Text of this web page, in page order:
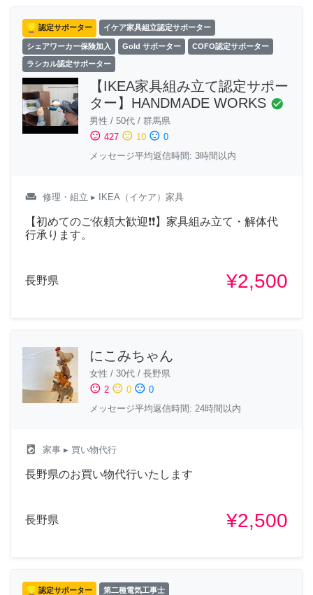
認定サポーター イケア家具組立認定サポーター
シェアワーカー保険加入 Gold サポーター COFO認定サポーター
ラシカル認定サポーター
【IKEA家具組み立て認定サポー
ター】HANDMADE WORKS check_circle
男性 / 50代 / 群馬県
sentiment_satisfied 427 sentiment_neutral 10 sentiment_dissatisfied 0
メッセージ平均返信時間: 3時間以内
weekend 修理・組立 ▸ IKEA（イケア）家具
【初めてのご依頼大歓迎❗❗】家具組み立て・解体代
行承ります。
長野県 ¥2,500
にこみちゃん
女性 / 30代 / 長野県
sentiment_satisfied 2 sentiment_neutral 0 sentiment_dissatisfied 0
メッセージ平均返信時間: 24時間以内
local_laundry_service 家事 ▸ 買い物代行
長野県のお買い物代行いたします
長野県 ¥2,500
認定サポーター 第二種電気工事士